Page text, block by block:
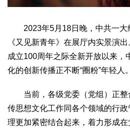
2023年5月18日晚，中共一大
《又见新青年》在展厅内实景演
成立100周年之际全新开放以来，
化的创新传播正不断“圈粉”年轻人
当前，各级党委（党组）正整
传思想文化工作同各个领域的行
理更加紧密结合起来，着力形成